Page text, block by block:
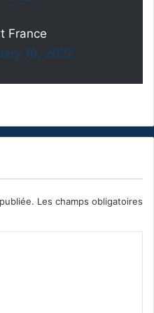
France
19, 2022
Les champs obligatoires